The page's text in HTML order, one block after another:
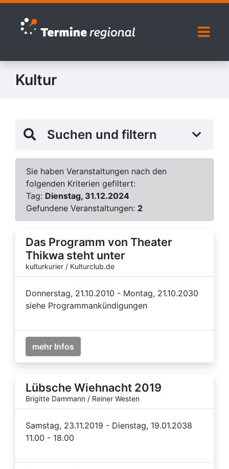
Zur Navigation springen
Zum Inhalt springen
Kultur
Suchen und filtern
Sie haben Veranstaltungen nach den
folgenden Kriterien gefiltert:
Tag: Dienstag, 31.12.2024
Gefundene Veranstaltungen: 2
Das Programm von Theater
Thikwa steht unter
kulturkurier / Kulturclub.de
Donnerstag, 21.10.2010 - Montag, 21.10.2030
siehe Programmankündigungen
mehr Infos
Lübsche Wiehnacht 2019
Brigitte Dammann / Reiner Westen
Samstag, 23.11.2019 - Dienstag, 19.01.2038
11.00 - 18.00